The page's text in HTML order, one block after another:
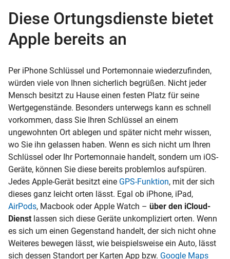
Diese Ortungsdienste bietet
Apple bereits an
Per iPhone Schlüssel und Portemonnaie wiederzufinden,
würden viele von Ihnen sicherlich begrüßen. Nicht jeder
Mensch besitzt zu Hause einen festen Platz für seine
Wertgegenstände. Besonders unterwegs kann es schnell
vorkommen, dass Sie Ihren Schlüssel an einem
ungewohnten Ort ablegen und später nicht mehr wissen,
wo Sie ihn gelassen haben. Wenn es sich nicht um Ihren
Schlüssel oder Ihr Portemonnaie handelt, sondern um iOS-
Geräte, können Sie diese bereits problemlos aufspüren.
Jedes Apple-Gerät besitzt eine GPS-Funktion, mit der sich
dieses ganz leicht orten lässt. Egal ob iPhone, iPad,
AirPods, Macbook oder Apple Watch – über den iCloud-
Dienst lassen sich diese Geräte unkompliziert orten. Wenn
es sich um einen Gegenstand handelt, der sich nicht ohne
Weiteres bewegen lässt, wie beispielsweise ein Auto, lässt
sich dessen Standort per Karten App bzw. Google Maps